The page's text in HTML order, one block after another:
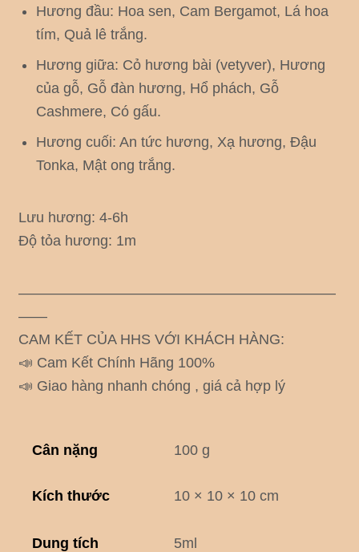
Hương đầu: Hoa sen, Cam Bergamot, Lá hoa
tím, Quả lê trắng.
Hương giữa: Cỏ hương bài (vetyver), Hương
của gỗ, Gỗ đàn hương, Hổ phách, Gỗ
Cashmere, Có gấu.
Hương cuối: An tức hương, Xạ hương, Đậu
Tonka, Mật ong trắng.
Lưu hương: 4-6h
Độ tỏa hương: 1m
——————————————————————
——
CAM KẾT CỦA HHS VỚI KHÁCH HÀNG:
📣 Cam Kết Chính Hãng 100%
📣 Giao hàng nhanh chóng , giá cả hợp lý
Cân nặng 100 g
Kích thước 10 × 10 × 10 cm
Dung tích 5ml